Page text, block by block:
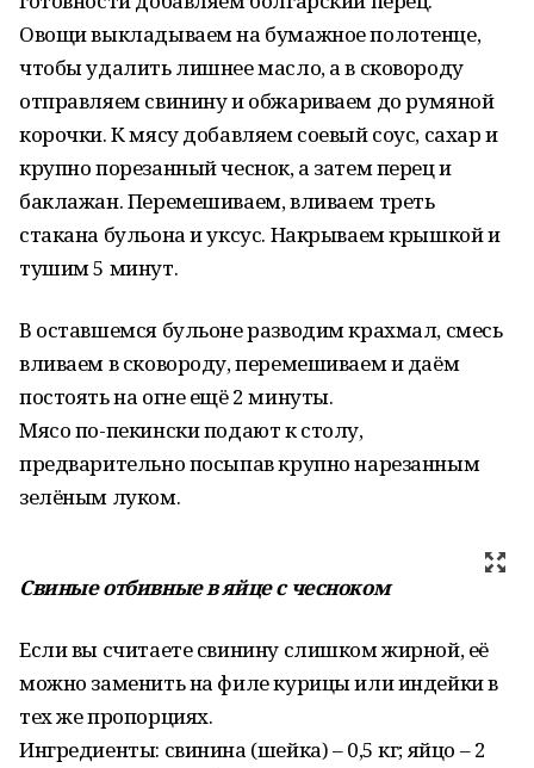
Овощи выкладываем на бумажное полотенце,
чтобы удалить лишнее масло, а в сковороду
отправляем свинину и обжариваем до румяной
корочки. К мясу добавляем соевый соус, сахар и
крупно порезанный чеснок, а затем перец и
баклажан. Перемешиваем, вливаем треть
стакана бульона и уксус. Накрываем крышкой и
тушим 5 минут.
В оставшемся бульоне разводим крахмал, смесь
вливаем в сковороду, перемешиваем и даём
постоять на огне ещё 2 минуты.
Мясо по-пекински подают к столу,
предварительно посыпав крупно нарезанным
зелёным луком.
Свиные отбивные в яйце с чесноком
Если вы считаете свинину слишком жирной, её
можно заменить на филе курицы или индейки в
тех же пропорциях.
Ингредиенты: свинина (шейка) – 0,5 кг; яйцо – 2